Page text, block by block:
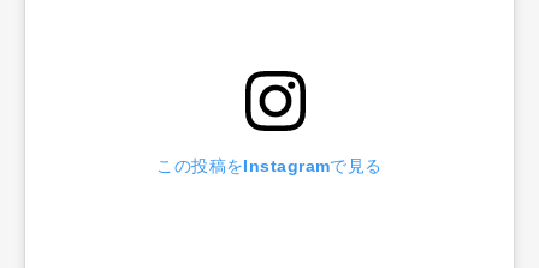
この投稿をInstagramで見る